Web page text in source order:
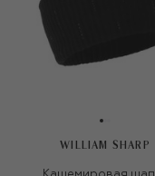
WILLIAM SHARP